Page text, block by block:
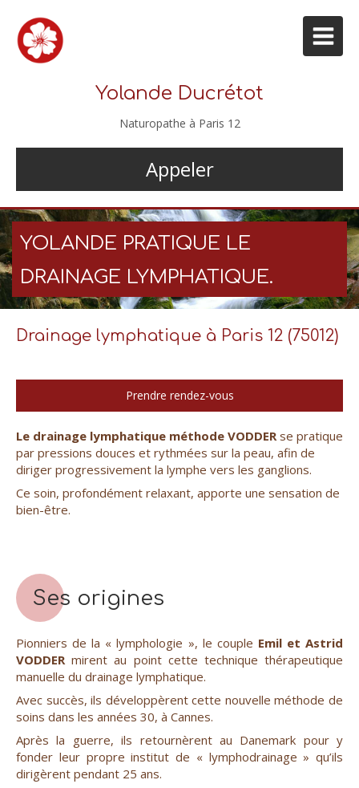
Yolande Ducrétot
Naturopathe à Paris 12
Appeler
YOLANDE PRATIQUE LE
DRAINAGE LYMPHATIQUE.
Drainage lymphatique à Paris 12 (75012)
Prendre rendez-vous
Le drainage lymphatique méthode VODDERse pratique
par pressions douces et rythmées sur la peau, afin de
diriger progressivement la lymphe vers les ganglions.
Ce soin, profondément relaxant, apporte une sensation de
bien-être.
Ses origines
Pionniers de la « lymphologie », le couple Emil et Astrid
VODDERmirent au point cette technique thérapeutique
manuelle du drainage lymphatique.
Avec succès, ils développèrent cette nouvelle méthode de
soins dans les années 30, à Cannes.
Après la guerre, ils retournèrent au Danemark pour y
fonder leur propre institut de « lymphodrainage » qu’ils
dirigèrent pendant 25 ans.